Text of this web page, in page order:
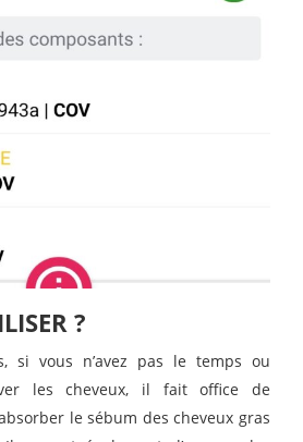
?
si vous n’avez pas le temps ou
les cheveux, il fait office de
le sébum des cheveux gras